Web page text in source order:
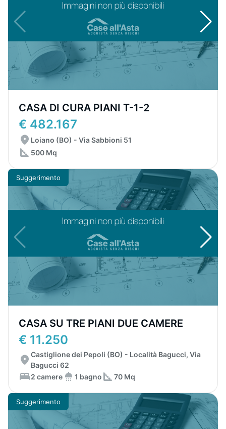
CASA DI CURA PIANI T-1-2
€ 482.167
Loiano (BO) - Via Sabbioni 51
500 Mq
Suggerimento
CASA SU TRE PIANI DUE CAMERE
€ 11.250
Castiglione dei Pepoli (BO) - Località Bagucci, Via
Bagucci 62
2 camere
1 bagno 70 Mq
Suggerimento